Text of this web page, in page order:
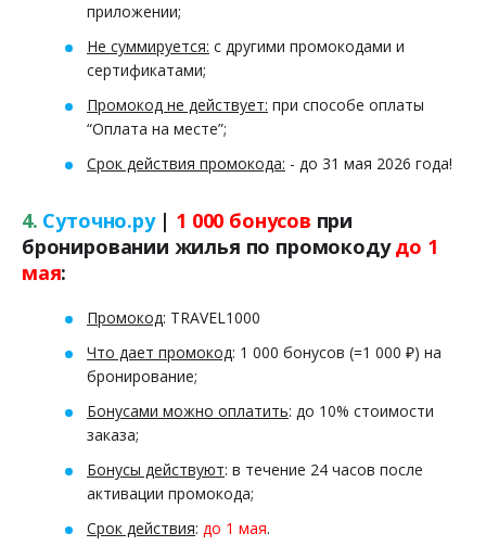
приложении;
Не суммируется: с другими промокодами и
сертификатами;
Промокод не действует: при способе оплаты
“Оплата на месте”;
Срок действия промокода: - до 31 мая 2026 года!
4. Суточно.ру| 1 000 бонусов при
бронировании жилья по промокодудо 1
мая:
Промокод: TRAVEL1000
Что дает промокод: 1 000 бонусов (=1 000 ₽) на
бронирование;
Бонусами можно оплатить: до 10% стоимости
заказа;
Бонусы действуют: в течение 24 часов после
активации промокода;
Срок действия: до 1 мая.